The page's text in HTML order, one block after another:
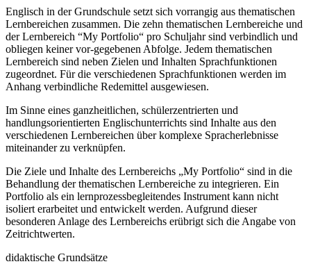
Englisch in der Grundschule setzt sich vorrangig aus thematischen
Lernbereichen zusammen. Die zehn thematischen Lernbereiche und
der Lernbereich “My Portfolio“ pro Schuljahr sind verbindlich und
obliegen keiner vor-gegebenen Abfolge. Jedem thematischen
Lernbereich sind neben Zielen und Inhalten Sprachfunktionen
zugeordnet. Für die verschiedenen Sprachfunktionen werden im
Anhang verbindliche Redemittel ausgewiesen.
Im Sinne eines ganzheitlichen, schülerzentrierten und
handlungsorientierten Englischunterrichts sind Inhalte aus den
verschiedenen Lernbereichen über komplexe Spracherlebnisse
miteinander zu verknüpfen.
Die Ziele und Inhalte des Lernbereichs „My Portfolio“ sind in die
Behandlung der thematischen Lernbereiche zu integrieren. Ein
Portfolio als ein lernprozessbegleitendes Instrument kann nicht
isoliert erarbeitet und entwickelt werden. Aufgrund dieser
besonderen Anlage des Lernbereichs erübrigt sich die Angabe von
Zeitrichtwerten.
didaktische Grundsätze